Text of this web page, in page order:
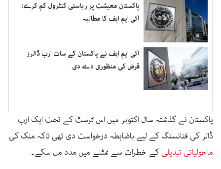
پاکستان معیشت پر ریاستی کنٹرول کم کرے:
آئی ایم ایف کا مطالبہ
آئی ایم ایف نے پاکستان کے سات ارب ڈالرز
قرض کی منظوری دے دی
پاکستان نے گذشتہ سال اکتوبر میں اس ٹرسٹ کے تحت ایک ارب
ڈالر کی فنانسنگ کے لیے باضابطہ درخواست دی تھی تاکہ ملک کی
ماحولیاتی تبدیلیکے خطرات سے نمٹنے میں مدد مل سکے۔